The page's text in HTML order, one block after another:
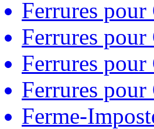
Ferrures pour
Ferrures pour
Ferrures
Ferrures pour
Ferme-